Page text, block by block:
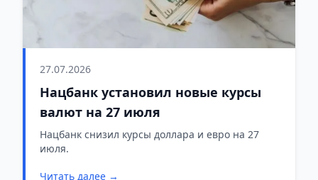
27.07.2026
Нацбанк установил новые курсы
валют на 27 июля
Нацбанк снизил курсы доллара и евро на 27
июля.
Читать далее →